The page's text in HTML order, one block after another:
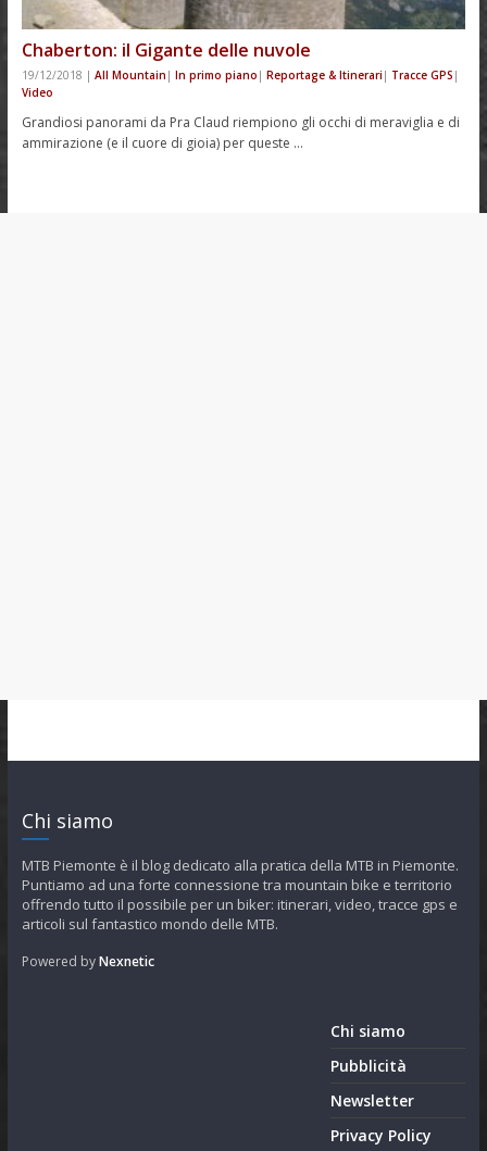
Chaberton: il Gigante delle nuvole
19/12/2018 | All Mountain | In primo piano | Reportage & Itinerari | Tracce GPS |
Video
Grandiosi panorami da Pra Claud riempiono gli occhi di meraviglia e di
ammirazione (e il cuore di gioia) per queste …
Chi siamo
MTB Piemonte è il blog dedicato alla pratica della MTB in Piemonte.
Puntiamo ad una forte connessione tra mountain bike e territorio
offrendo tutto il possibile per un biker: itinerari, video, tracce gps e
articoli sul fantastico mondo delle MTB.
Powered byNexnetic
Chi siamo
Pubblicità
Newsletter
Privacy Policy